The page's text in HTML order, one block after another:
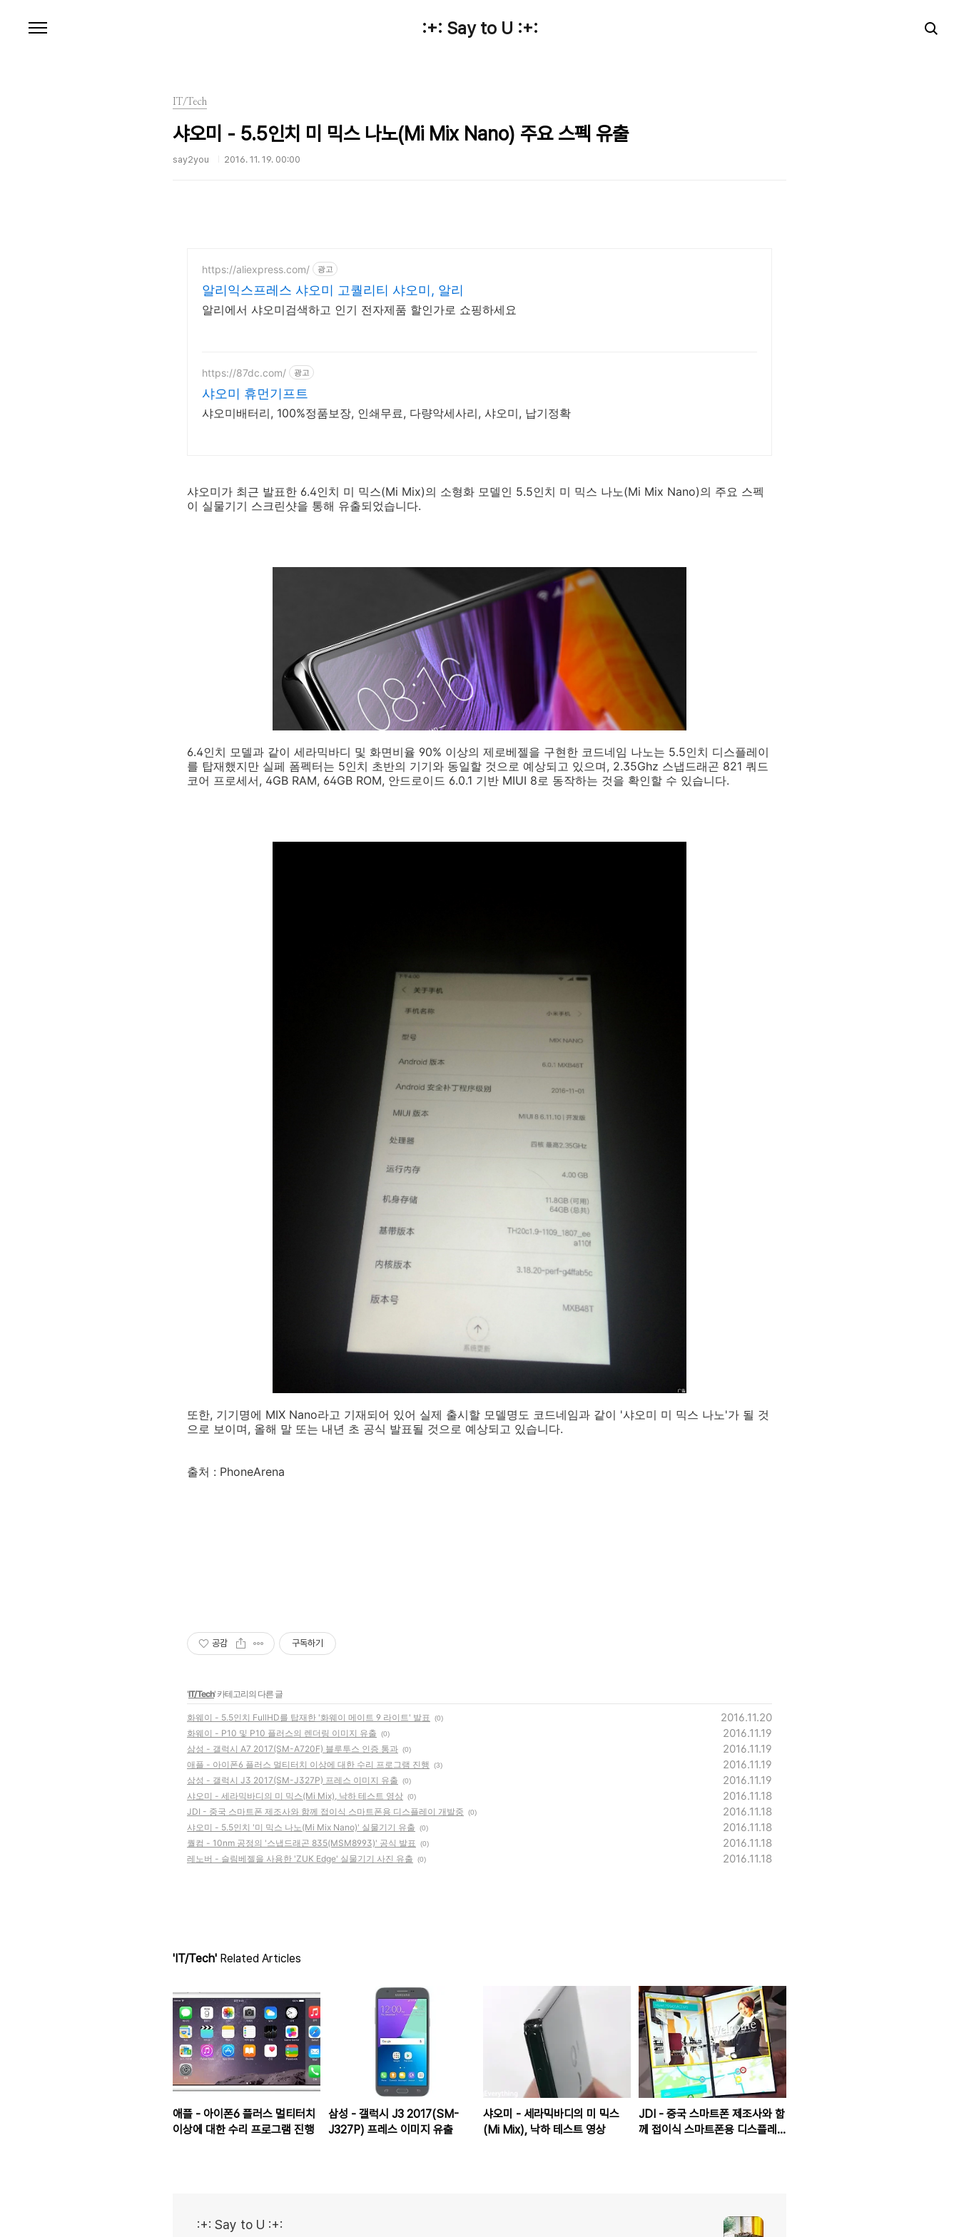
:+: Say to U :+:
IT/Tech
샤오미 - 5.5인치 미 믹스 나노(Mi Mix Nano) 주요 스펙 유출
say2you 2016. 11. 19. 00:00
https://aliexpress.com/ 광고
알리익스프레스 샤오미 고퀄리티 샤오미, 알리
알리에서 샤오미검색하고 인기 전자제품 할인가로 쇼핑하세요
https://87dc.com/ 광고
샤오미 휴먼기프트
샤오미배터리, 100%정품보장, 인쇄무료, 다량악세사리, 샤오미, 납기정확
샤오미가 최근 발표한 6.4인치 미 믹스(Mi Mix)의 소형화 모델인 5.5인치 미 믹스 나노(Mi Mix Nano)의 주요 스펙
이 실물기기 스크린샷을 통해 유출되었습니다.
6.4인치 모델과 같이 세라믹바디 및 화면비율 90% 이상의 제로베젤을 구현한 코드네임 나노는 5.5인치 디스플레이
를 탑재했지만 실페 폼펙터는 5인치 초반의 기기와 동일할 것으로 예상되고 있으며, 2.35Ghz 스냅드래곤 821 쿼드
코어 프로세서, 4GB RAM, 64GB ROM, 안드로이드 6.0.1 기반 MIUI 8로 동작하는 것을 확인할 수 있습니다.
또한, 기기명에 MIX Nano라고 기재되어 있어 실제 출시할 모델명도 코드네임과 같이 '샤오미 미 믹스 나노'가 될 것
으로 보이며, 올해 말 또는 내년 초 공식 발표될 것으로 예상되고 있습니다.
출처 : PhoneArena
공감 구독하기
'IT/Tech' 카테고리의 다른 글
화웨이 - 5.5인치 FullHD를 탑재한 '화웨이 메이트 9 라이트' 발표 (0) 2016.11.20
화웨이 - P10 및 P10 플러스의 렌더링 이미지 유출 (0) 2016.11.19
삼성 - 갤럭시 A7 2017(SM-A720F) 블루투스 인증 통과 (0) 2016.11.19
애플 - 아이폰6 플러스 멀티터치 이상에 대한 수리 프로그램 진행 (3) 2016.11.19
삼성 - 갤럭시 J3 2017(SM-J327P) 프레스 이미지 유출 (0) 2016.11.19
샤오미 - 세라믹바디의 미 믹스(Mi Mix), 낙하 테스트 영상 (0) 2016.11.18
JDI - 중국 스마트폰 제조사와 함께 접이식 스마트폰용 디스플레이 개발중 (0) 2016.11.18
샤오미 - 5.5인치 '미 믹스 나노(Mi Mix Nano)' 실물기기 유출 (0) 2016.11.18
퀄컴 - 10nm 공정의 '스냅드래곤 835(MSM8993)' 공식 발표 (0) 2016.11.18
레노버 - 슬림베젤을 사용한 'ZUK Edge' 실물기기 사진 유출 (0) 2016.11.18
'IT/Tech' Related Articles
애플 - 아이폰6 플러스 멀티터치
이상에 대한 수리 프로그램 진행
삼성 - 갤럭시 J3 2017(SM-
J327P) 프레스 이미지 유출
샤오미 - 세라믹바디의 미 믹스
(Mi Mix), 낙하 테스트 영상
JDI - 중국 스마트폰 제조사와 함
께 접이식 스마트폰용 디스플레
:+: Say to U :+: